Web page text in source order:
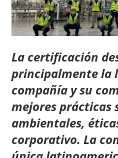
La certificación
principalmente la
compañía y su
mejores prácticas
ambientales,
corporativo. La